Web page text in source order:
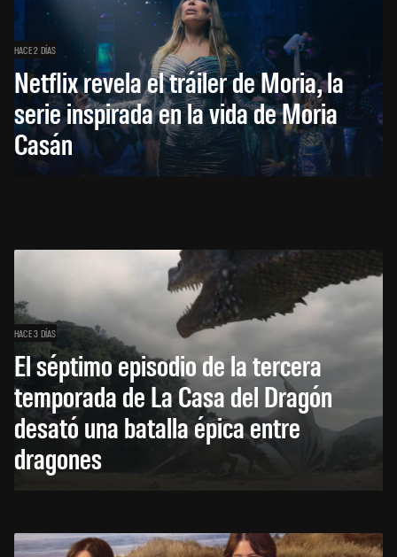
HACE 2 DÍAS
Netflix revela el tráiler de Moria, la
serie inspirada en la vida de Moria
Casán
HACE 3 DÍAS
El séptimo episodio de la tercera
temporada de La Casa del Dragón
desató una batalla épica entre
dragones